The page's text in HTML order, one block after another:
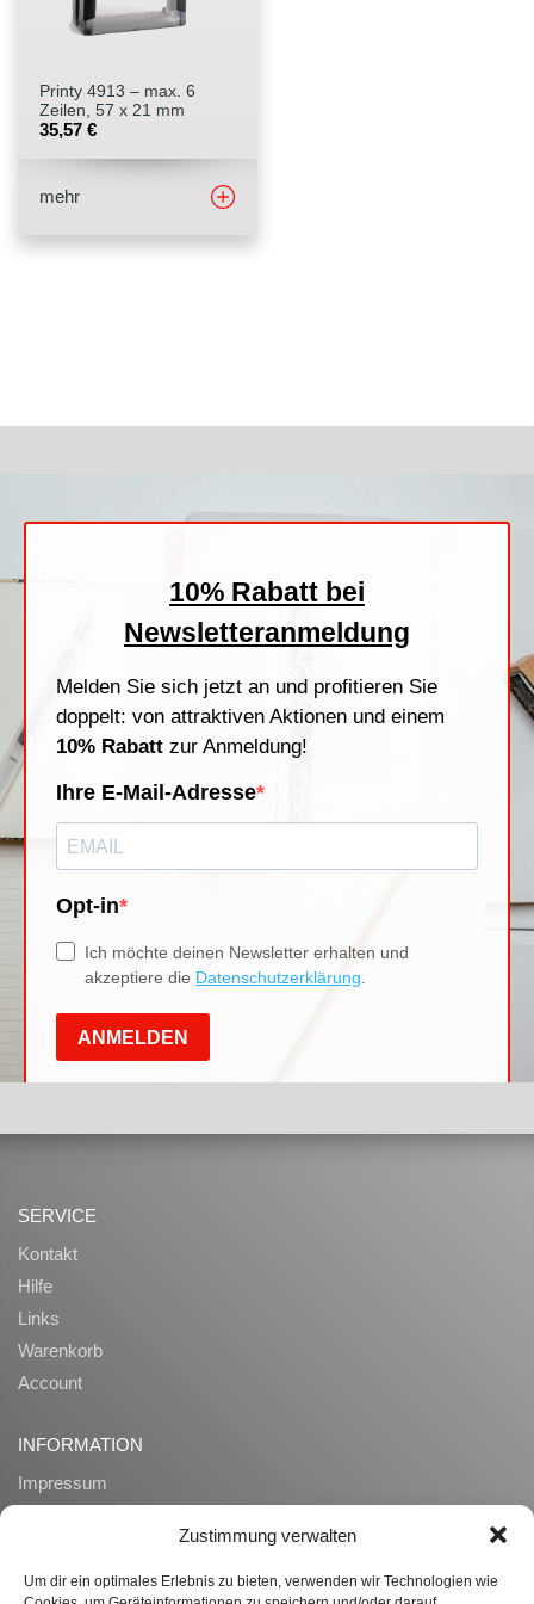
Zustimmung verwalten
Um dir ein optimales Erlebnis zu bieten, verwenden wir Technologien wie
Printy 4913 – max. 6
Zeilen, 57 x 21 mm
35,57 €
mehr
SERVICE
Kontakt
Hilfe
Links
Warenkorb
Account
INFORMATION
Impressum
Zahlung und Lieferung
Stempelfarben
Stempelkissen
Stempelzubehör